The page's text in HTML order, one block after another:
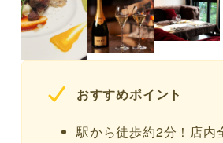
おすすめポイント
駅から徒歩約2分！店内